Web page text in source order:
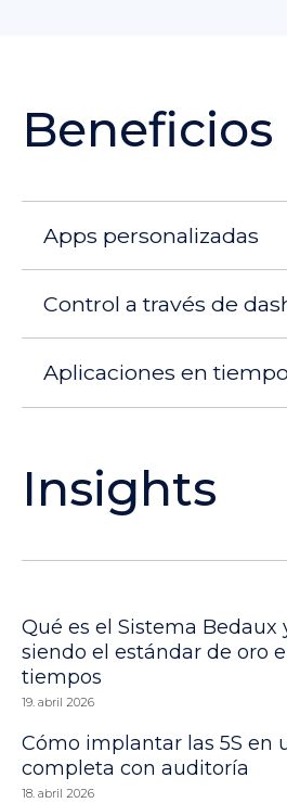
Beneficios
Apps personalizadas
Control a través de
Aplicaciones en
Insights
Qué es el Sistema Bedaux
siendo el estándar de oro
tiempos
19. abril 2026
Cómo implantar las 5S en
completa con auditoría
18. abril 2026